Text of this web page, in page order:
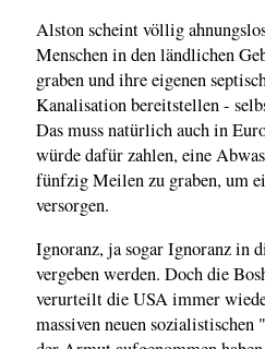
Alston scheint völlig
Menschen in den ländlichen
graben und ihre eigenen
Kanalisation bereitstellen -
Das muss natürlich auch in
würde dafür zahlen, eine
fünfzig Meilen zu graben, um
versorgen.
Ignoranz, ja sogar Ignoranz in
vergeben werden. Doch die
verurteilt die USA immer
massiven neuen